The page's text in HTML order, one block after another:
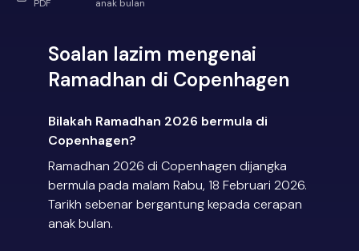
PDF
anak bulan
Soalan lazim mengenai
Ramadhan di Copenhagen
Bilakah Ramadhan 2026 bermula di
Copenhagen?
Ramadhan 2026 di Copenhagen dijangka
bermula pada malam Rabu, 18 Februari 2026.
Tarikh sebenar bergantung kepada cerapan
anak bulan.